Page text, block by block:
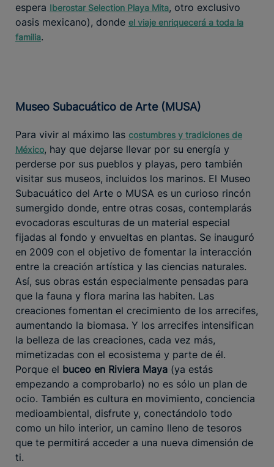
espera Iberostar Selection Playa Mita, otro exclusivo
oasis mexicano), donde el viaje enriquecerá a toda la
familia.
Museo Subacuático de Arte (MUSA)
Para vivir al máximo las costumbres y tradiciones de
México, hay que dejarse llevar por su energía y
perderse por sus pueblos y playas, pero también
visitar sus museos, incluidos los marinos. El Museo
Subacuático del Arte o MUSA es un curioso rincón
sumergido donde, entre otras cosas, contemplarás
evocadoras esculturas de un material especial
fijadas al fondo y envueltas en plantas. Se inauguró
en 2009 con el objetivo de fomentar la interacción
entre la creación artística y las ciencias naturales.
Así, sus obras están especialmente pensadas para
que la fauna y flora marina las habiten. Las
creaciones fomentan el crecimiento de los arrecifes,
aumentando la biomasa. Y los arrecifes intensifican
la belleza de las creaciones, cada vez más,
mimetizadas con el ecosistema y parte de él.
Porque el buceo en Riviera Maya (ya estás
empezando a comprobarlo) no es sólo un plan de
ocio. También es cultura en movimiento, conciencia
medioambiental, disfrute y, conectándolo todo
como un hilo interior, un camino lleno de tesoros
que te permitirá acceder a una nueva dimensión de
ti.